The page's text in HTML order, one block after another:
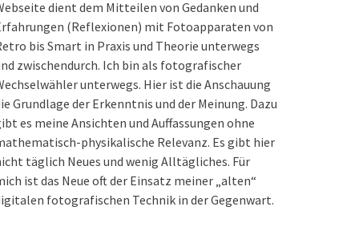
dient dem Mitteilen von Gedanken und
(Reflexionen) mit Fotoapparaten von
bis Smart in Praxis und Theorie unterwegs
zwischendurch. Ich bin als fotografischer
unterwegs. Hier ist die Anschauung
Grundlage der Erkenntnis und der Meinung. Dazu
es meine Ansichten und Auffassungen ohne
physikalische Relevanz. Es gibt hier
täglich Neues und wenig Alltägliches. Für
ist das Neue oft der Einsatz meiner „alten“
fotografischen Technik in der Gegenwart.